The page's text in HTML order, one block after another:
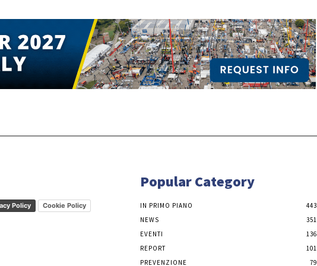
Policy Cookie Policy
Popular Category
IN PRIMO PIANO
443
NEWS
351
EVENTI
136
REPORT
101
PREVENZIONE
79